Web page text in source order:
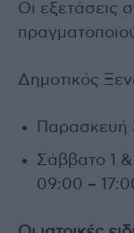
Οι εξετάσεις
Δημοτικός
Παρασκευή
Σάββατο 1
09:00 –